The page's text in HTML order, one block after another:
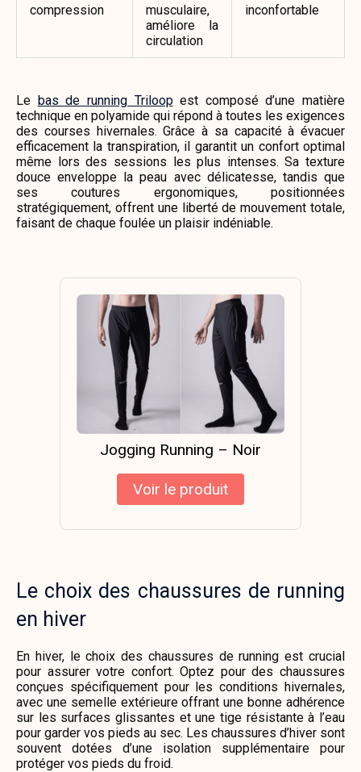
compression
musculaire,
améliore la
circulation
inconfortable
Le bas de running Triloopest composé d’une matière
technique en polyamide qui répond à toutes les exigences
des courses hivernales. Grâce à sa capacité à évacuer
efficacement la transpiration, il garantit un confort optimal
même lors des sessions les plus intenses. Sa texture
douce enveloppe la peau avec délicatesse, tandis que
ses coutures ergonomiques, positionnées
stratégiquement, offrent une liberté de mouvement totale,
faisant de chaque foulée un plaisir indéniable.
Jogging Running – Noir
Voir le produit
Le choix des chaussures de running
en hiver
En hiver, le choix des chaussures de running est crucial
pour assurer votre confort. Optez pour des chaussures
conçues spécifiquement pour les conditions hivernales,
avec une semelle extérieure offrant une bonne adhérence
sur les surfaces glissantes et une tige résistante à l’eau
pour garder vos pieds au sec. Les chaussures d’hiver sont
souvent dotées d’une isolation supplémentaire pour
protéger vos pieds du froid.